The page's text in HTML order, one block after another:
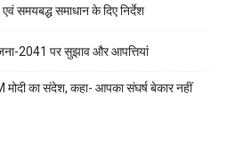
समयबद्ध समाधान के दिए निर्देश
2041 पर सुझाव और आपत्तियां
मोदी का संदेश, कहा- आपका संघर्ष बेकार नहीं